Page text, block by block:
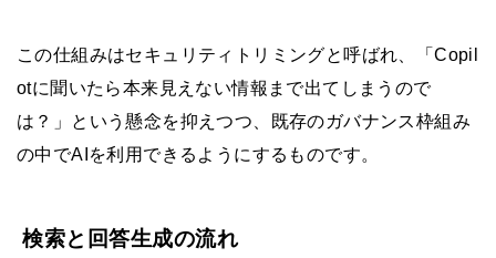
この仕組みはセキュリティトリミングと呼ばれ、「Copil
otに聞いたら本来見えない情報まで出てしまうので
は？」という懸念を抑えつつ、既存のガバナンス枠組み
の中でAIを利用できるようにするものです。
検索と回答生成の流れ